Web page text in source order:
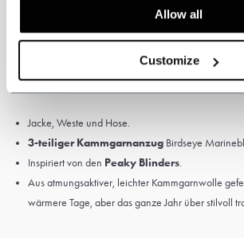
Allow all
Customize
Hochwertige Kammgarnwolle, 75% Wolle
Satin-Futter
Jacke, Weste und Hose.
3-teiliger Kammgarnanzug Birdseye
Inspiriert von den Peaky Blinders.
Aus atmungsaktiver, leichter Kammgarnwolle
wärmere Tage, aber das ganze Jahr über stilvoll